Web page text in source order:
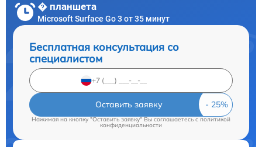
� планшета
Microsoft Surface Go 3 от 35 минут
Бесплатная консультация со
специалистом
Оставить заявку
Нажимая на кнопку "Оставить заявку" Вы соглашаетесь cполитикой
конфиденциальности